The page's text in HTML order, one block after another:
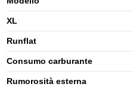
XL
Runflat
Consumo carburante
Rumorosità esterna